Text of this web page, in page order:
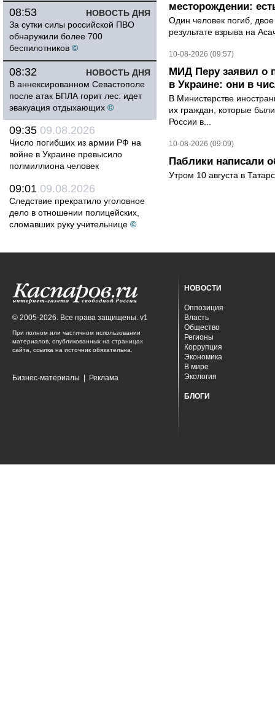
НОВОСТЬ ДНЯ
08:53
За сутки силы российской ПВО
обнаружили более 700
беспилотников ©
НОВОСТЬ ДНЯ
08:32
В аннексированном Севастополе
после атак БПЛА горит лес: идет
эвакуация отдыхающих ©
09:35 09.08.2026
Число погибших из армии РФ на
войне в Украине превысило
полмиллиона человек
09:01 09.08.2026
Следствие прекратило уголовное
дело в отношении полицейских,
сломавших руку учительнице ©
месторождении:
Один человек погиб,
результате взрыва на
10-08-2026 (09:57)
МИД Перу заявил о
в Украине: они в
В Министерстве
их граждан, которые
России в...
10-08-2026 (09:09)
Паблики написали
Утром 10 августа в
© 2005-2026. Все права защищены. v1
При полном или частичном использовании
материалов, опубликованных на страницах
сайта, ссылка на источник обязательна.
Бизнес-материалы Реклама
НОВОСТИ
Оппозиция
Власть
Общество
Регионы
Коррупция
Экономика
В мире
Экология
БЛОГИ